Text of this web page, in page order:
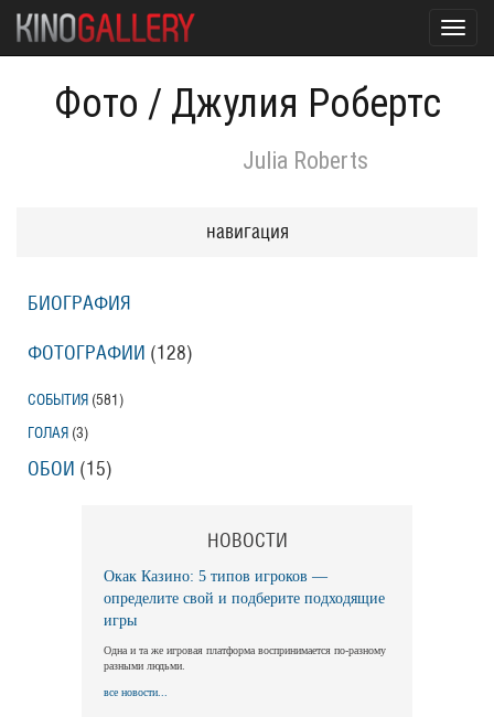
Фото / Джулия Робертс
Julia Roberts
навигация
БИОГРАФИЯ
ФОТОГРАФИИ (128)
СОБЫТИЯ (581 )
ГОЛАЯ (3)
ОБОИ (15)
НОВОСТИ
Окак Казино: 5 типов игроков —
определите свой и подберите подходящие
игры
Одна и та же игровая платформа воспринимается по-разному
разными людьми.
все новости...